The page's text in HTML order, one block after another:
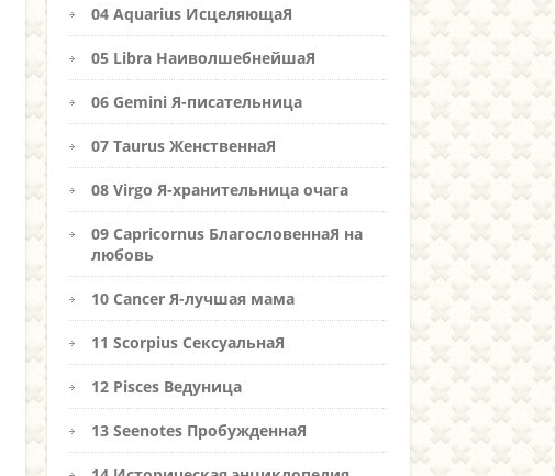
04 Aquarius ИсцеляющаЯ
05 Libra НаиволшебнейшаЯ
06 Gemini Я-писательница
07 Taurus ЖенственнаЯ
08 Virgo Я-хранительница очага
09 Capricornus БлагословеннаЯ на
любовь
10 Cancer Я-лучшая мама
11 Scorpius СексуальнаЯ
12 Pisces Ведуница
13 Seenotes ПробужденнаЯ